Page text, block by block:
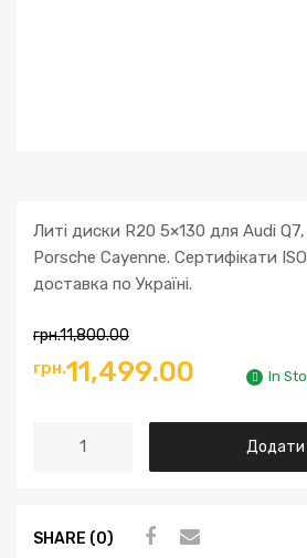
Литі диски R20 5×130 для Audi
Porsche Cayenne. Сертифікати
доставка по Україні.
грн.11,800.00
грн.11,499.00 In
Додати
SHARE (0)